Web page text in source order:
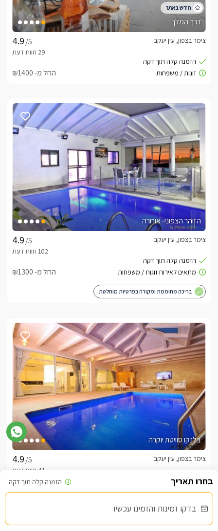
בדקו זמינות והזמינו עכשיו
דרך המלך
/5
צימר בצפון, עין יעקב
החל מ- ₪1400
הזוהר הצפוני- אורורה
/5
צימר בצפון, עין יעקב
החל מ- ₪1300
בריכה מחוממת ומקורה בפרטיות מוחלטת
בלנקו סוויטת יוקרה
/5
צימר בצפון, עין יעקב
החל מ- ₪1600
פרטיות מוחלטת. בריכה מחוממת ומקורה